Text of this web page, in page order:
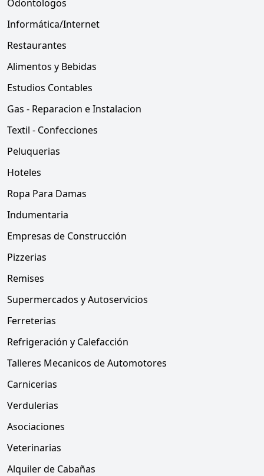
Odontologos
Informática/Internet
Restaurantes
Alimentos y Bebidas
Estudios Contables
Gas - Reparacion e Instalacion
Textil - Confecciones
Peluquerias
Hoteles
Ropa Para Damas
Indumentaria
Empresas de Construcción
Pizzerias
Remises
Supermercados y Autoservicios
Ferreterias
Refrigeración y Calefacción
Talleres Mecanicos de Automotores
Carnicerias
Verdulerias
Asociaciones
Veterinarias
Alquiler de Cabañas